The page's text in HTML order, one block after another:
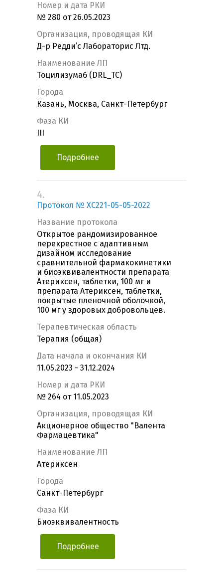
Номер и дата РКИ
№ 280 от 26.05.2023
Организация, проводящая КИ
Д-р Редди’c Лабораторис Лтд.
Наименование ЛП
Тоцилизумаб (DRL_TC)
Города
Казань, Москва, Санкт-Петербург
Фаза КИ
Подробнее
4.
Протокол № ХС221-05-05-2022
Название протокола
Открытое рандомизированное
перекрестное с адаптивным
дизайном исследование
сравнительной фармакокинетики
и биоэквивалентности препарата
Атериксен, таблетки, 100 мг и
препарата Атериксен, таблетки,
покрытые пленочной оболочкой,
100 мг у здоровых добровольцев.
Терапевтическая область
Терапия (общая)
Дата начала и окончания КИ
11.05.2023 - 31.12.2024
Номер и дата РКИ
№ 264 от 11.05.2023
Организация, проводящая КИ
Акционерное общество "Валента
Фармацевтика"
Наименование ЛП
Атериксен
Города
Санкт-Петербург
Фаза КИ
Биоэквивалентность
Подробнее